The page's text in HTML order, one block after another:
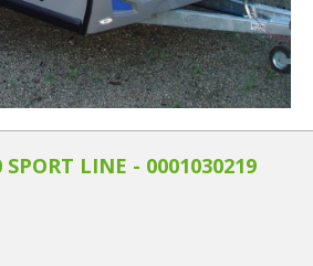
SPORT LINE - 0001030219